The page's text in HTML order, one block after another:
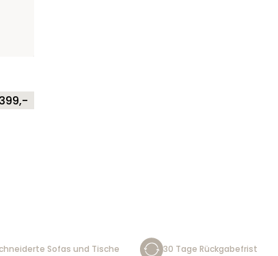
399,-
Sofas und Tische 30 Tage Rückgabefrist